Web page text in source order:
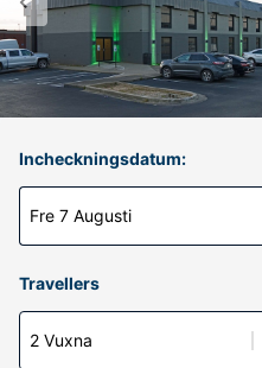
Incheckningsdatum:
Fre 7 Augusti
Travellers
2 Vuxna